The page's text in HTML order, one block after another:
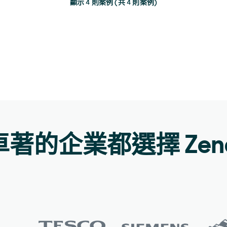
顯示 4 則案例 (共 4 則案例)
著的企業都選擇